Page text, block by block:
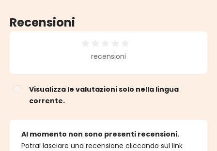
Recensioni
Valutazione media di 0 su 5 stelle
recensioni
Visualizza le valutazioni solo nella lingua
corrente.
Al momento non sono presenti recensioni.
Potrai lasciare una recensione cliccando sul link